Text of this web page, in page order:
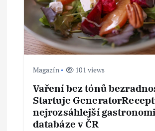
Magazín 101 views
Vaření bez tónů
Startuje
nejrozsáhlejší
databáze v ČR